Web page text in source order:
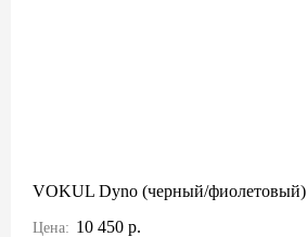
VOKUL Dyno (черный/фиолетовый)
Цена: 10 450 р.